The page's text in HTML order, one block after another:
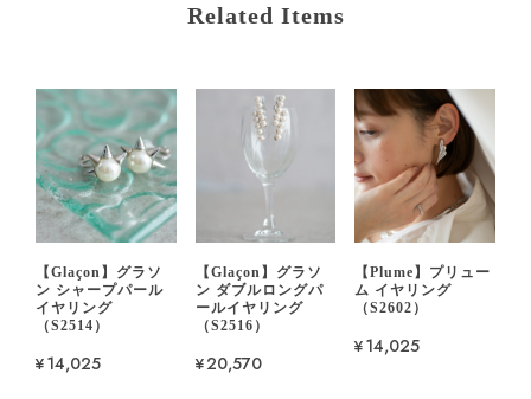
Related Items
【Glaçon】グラソ
ン シャープパール
イヤリング
（S2514）
¥14,025
【Glaçon】グラソ
ン ダブルロングパ
ールイヤリング
（S2516）
¥20,570
【Plume】プリュー
ム イヤリング
（S2602）
¥14,025